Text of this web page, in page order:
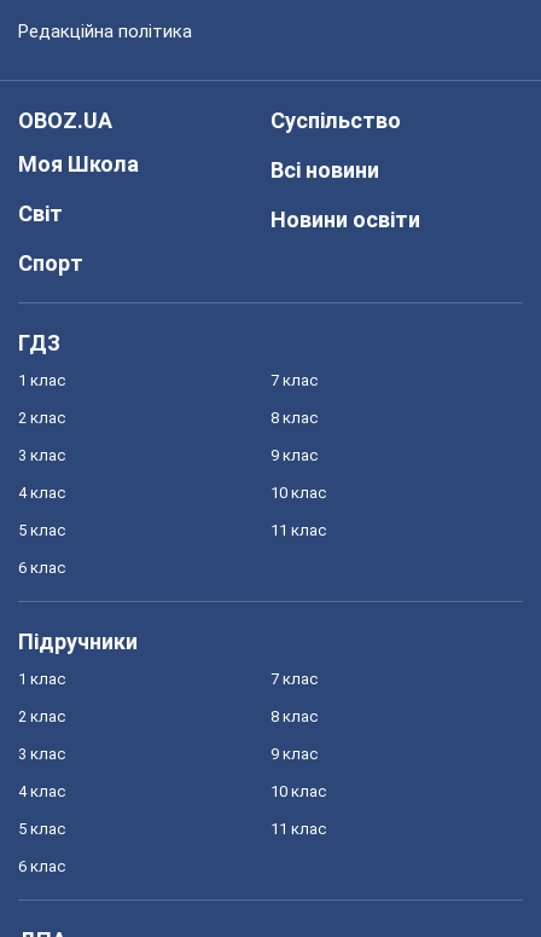
Редакційна політика
OBOZ.UA
Моя Школа
Світ
Спорт
Суспільство
Всі новини
Новини освіти
ГДЗ
1 клас
2 клас
3 клас
4 клас
5 клас
6 клас
7 клас
8 клас
9 клас
10 клас
11 клас
Підручники
1 клас
2 клас
3 клас
4 клас
5 клас
6 клас
7 клас
8 клас
9 клас
10 клас
11 клас